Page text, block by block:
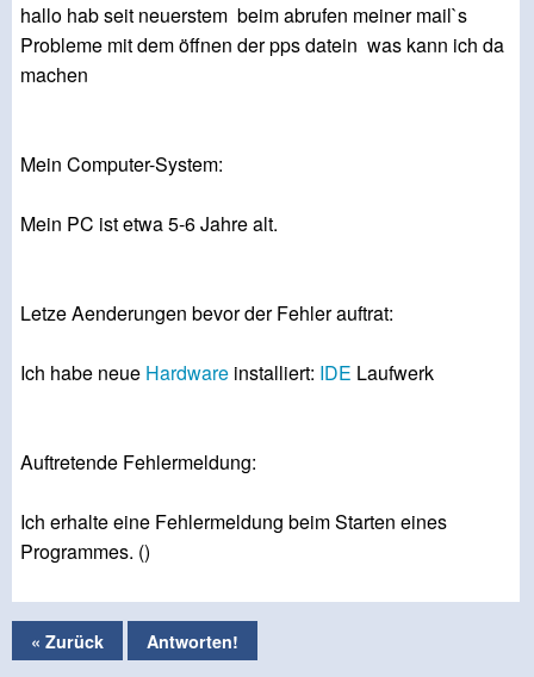
hallo hab seit neuerstem beim abrufen meiner mail`s
Probleme mit dem öffnen der pps datein was kann ich da
machen
Mein Computer-System:
Mein PC ist etwa 5-6 Jahre alt.
Letze Aenderungen bevor der Fehler auftrat:
Ich habe neue Hardware installiert: IDE Laufwerk
Auftretende Fehlermeldung:
Ich erhalte eine Fehlermeldung beim Starten eines
Programmes. ()
« Zurück Antworten!